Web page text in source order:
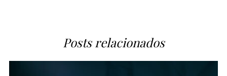
Posts relacionados